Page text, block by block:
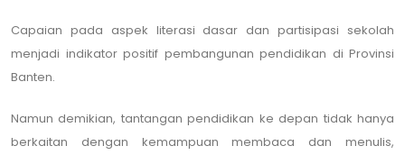
Capaian pada aspek literasi dasar dan partisipasi sekolah
menjadi indikator positif pembangunan pendidikan di Provinsi
Banten.
Namun demikian, tantangan pendidikan ke depan tidak hanya
berkaitan dengan kemampuan membaca dan menulis,